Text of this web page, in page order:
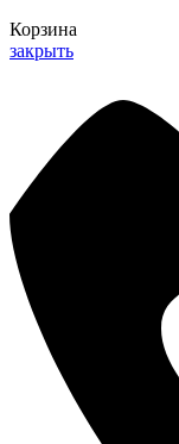
Корзина
закрыть